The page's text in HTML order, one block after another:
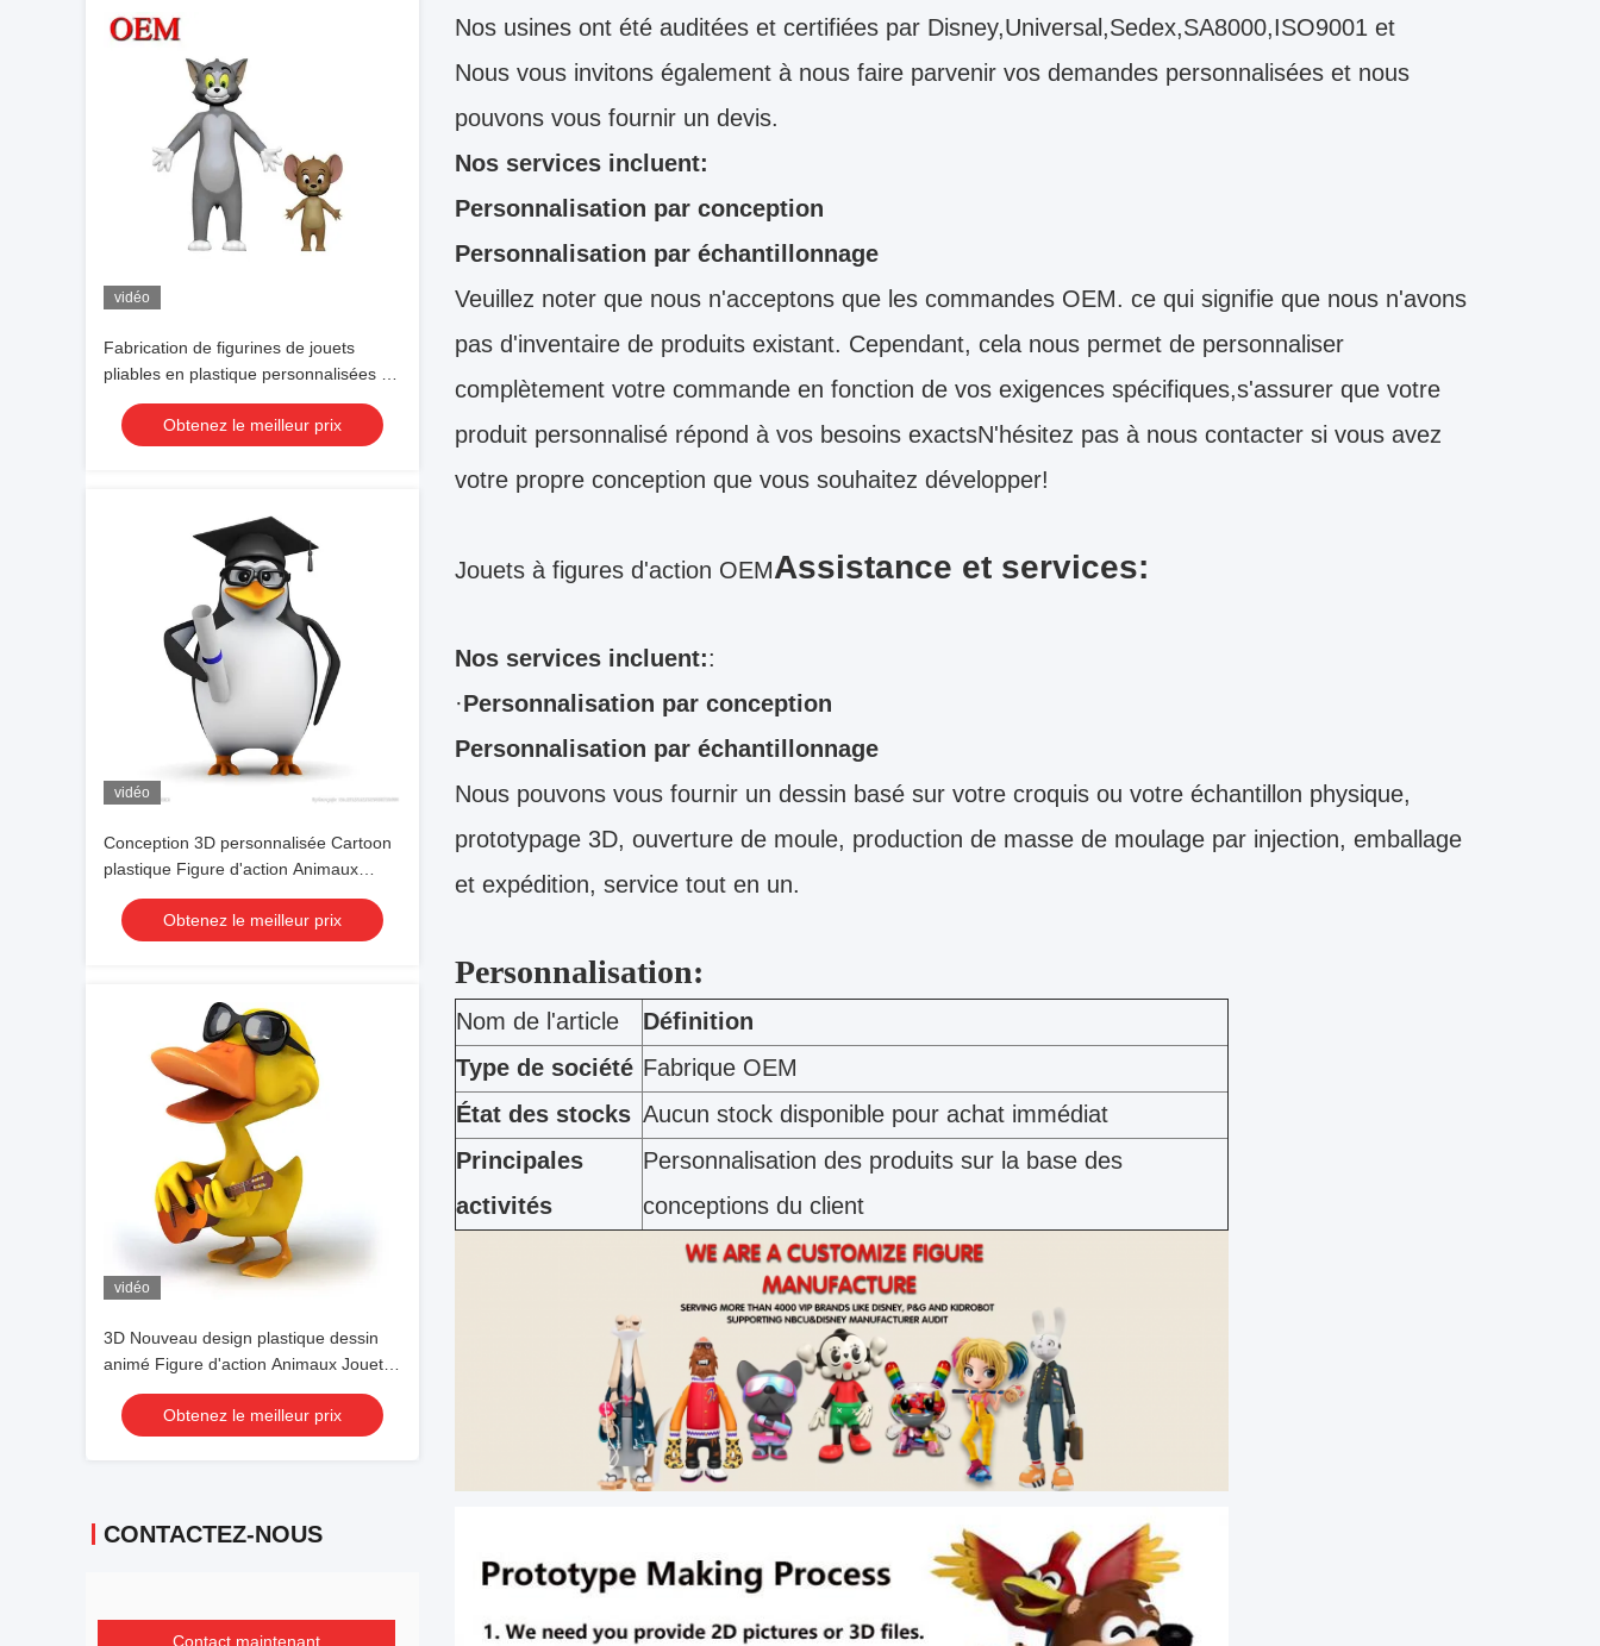
vidéo
Fabrication de figurines de jouets
pliables en plastique personnalisées en
plastique/PVC/Vinyl
Obtenez le meilleur prix
vidéo
Conception 3D personnalisée Cartoon
plastique Figure d'action Animaux
Jouets
Obtenez le meilleur prix
vidéo
3D Nouveau design plastique dessin
animé Figure d'action Animaux Jouets
avec Duck Bee Penguin
Obtenez le meilleur prix
CONTACTEZ-NOUS
Contact maintenant
Nos usines ont été auditées et certifiées par Disney,Universal,Sedex,SA8000,ISO9001 et
Nous vous invitons également à nous faire parvenir vos demandes personnalisées et nous
pouvons vous fournir un devis.
Nos services incluent:
Personnalisation par conception
Personnalisation par échantillonnage
Veuillez noter que nous n'acceptons que les commandes OEM. ce qui signifie que nous n'avons
pas d'inventaire de produits existant. Cependant, cela nous permet de personnaliser
complètement votre commande en fonction de vos exigences spécifiques,s'assurer que votre
produit personnalisé répond à vos besoins exactsN'hésitez pas à nous contacter si vous avez
votre propre conception que vous souhaitez développer!
Jouets à figures d'action OEMAssistance et services:
Nos services incluent::
·Personnalisation par conception
Personnalisation par échantillonnage
Nous pouvons vous fournir un dessin basé sur votre croquis ou votre échantillon physique,
prototypage 3D, ouverture de moule, production de masse de moulage par injection, emballage
et expédition, service tout en un.
Personnalisation:
Nom de l'article
Définition
Type de société Fabrique OEM
État des stocks Aucun stock disponible pour achat immédiat
Principales
activités
Personnalisation des produits sur la base des
conceptions du client